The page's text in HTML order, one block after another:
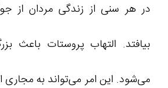
در هر سنی از زندگی مردان از
بیافتد. التهاب پروستات باعث
می‌شود. این امر می‌تواند به مجاری